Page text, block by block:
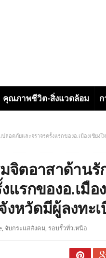
คุณภาพชีวิต-สิ่งแวดล้อม ก
ลอดภัยและจราจรครั้งแรกของอ.เมืองเชียง
จิตอาสาด้าน
แรกของอ.เมือ
หวัดมีผู้ลงทะเ
, จับกระแสสังคม, รอบรั้วทั่วเหนือ